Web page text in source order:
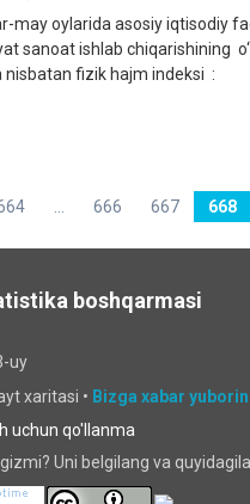
may oylarida asosiy iqtisodiy
sanoat ishlab chiqarishining
nisbatan fizik hajm indeksi :
666 667 668
boshqarmasi
uy
xaritasi • Bizga xabar
uchun qo'llanma
Uni belgilang va